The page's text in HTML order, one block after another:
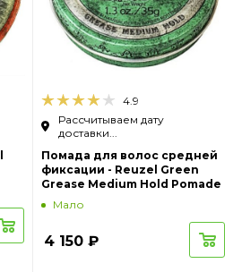
4.9
Рассчитываем дату
доставки...
Помада для волос средней
фиксации - Reuzel Green
Grease Medium Hold Pomade
Мало
4 150 ₽